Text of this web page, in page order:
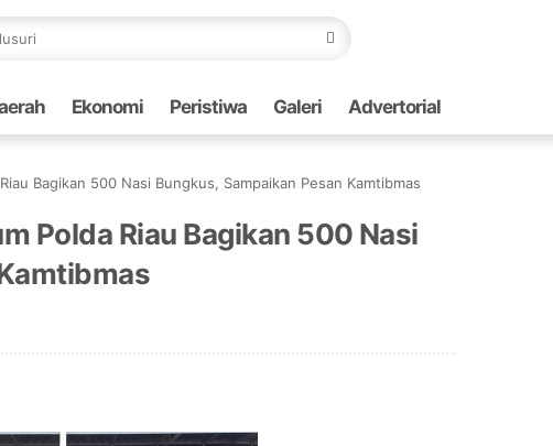
Ekonomi Peristiwa Galeri Advertorial
Bagikan 500 Nasi Bungkus, Sampaikan Pesan Kamtibmas
Polda Riau Bagikan 500 Nasi